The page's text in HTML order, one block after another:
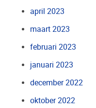
april 2023
maart 2023
februari 2023
januari 2023
december 2022
oktober 2022